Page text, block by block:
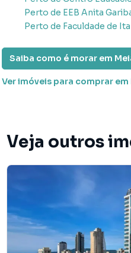
* Salão de Festas;
* Boliche;
* Fitness Center;
* Playroom;
* Playground;
* Piscina Adulto;
* Piscina Infantil;
* Club;
* Observatório;
* Narguilé Space;
Perto de EEB Anita
Perto de Faculdade de
Saiba como é morar em
Ver imóveis para comprar em
Veja outros